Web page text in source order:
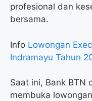
profesional dan
bersama.
Info Lowongan
Indramayu Tahun
Saat ini, Bank BTN
membuka